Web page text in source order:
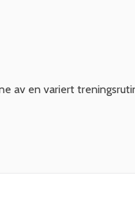
av en variert